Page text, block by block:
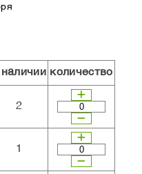
наличии количество
2
1